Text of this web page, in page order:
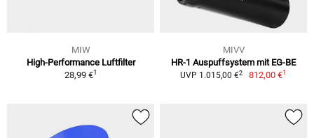
MIW
High-Performance Luftfilter
28,99 €1
MIVV
HR-1 Auspuffsystem mit EG-BE
UVP 1.015,00 €2 812,00 €1